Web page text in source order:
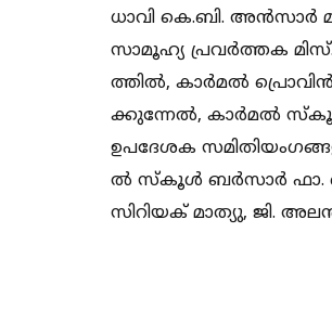
ധാ​​​വി കെ.​​​ബി.​ അ​​​ൻ​​​സാ​​​ർ
സാ​​​മൂ​​​ഹ്യ പ്ര​​​വ​​​ർ​​​ത്ത​​​ക
ത്തി​​​ൽ, കാ​​​ർ​​​മ​​​ൽ
ക്കു​​​ന്നേ​​​ൽ, കാ​​​ർ​​​മ​​​ൽ
ഉ​​​പ​​​ദേ​​​ശ​​​ക
ൽ സ്കൂ​​​ൾ ബ​​​ർ​​​സാ​​​ർ ഫാ.​
സി​​​റി​​​യ​​​ക് മാ​​​ത്യു, ജി.